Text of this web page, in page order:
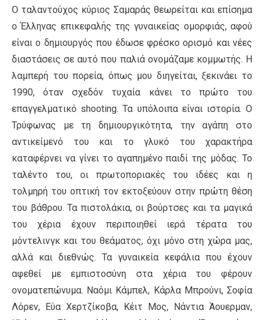
O ταλαντούχος κύριος Σαμαράς θεωρείται και επίσημα
ο Έλληνας επικεφαλής της γυναικείας ομορφιάς, αφού
είναι ο δημιουργός που έδωσε φρέσκο oρισμό και νέες
διαστάσεις σε αυτό που παλιά ονομάζαμε κομμωτής. Η
λαμπερή του πορεία, όπως μου διηγείται, ξεκινάει το
1990, όταν σχεδόν τυχαία κάνει το πρώτο του
επαγγελματικό shooting. Τα υπόλοιπα είναι ιστορία. Ο
Τρύφωνας με τη δημιουργικότητα, την αγάπη στο
αντικείμενό του και το γλυκό του χαρακτήρα
καταφέρνει να γίνει το αγαπημένο παιδί της μόδας. Το
ταλέντο του, οι πρωτοποριακές του ιδέες και η
τολμηρή του οπτική τον εκτοξεύουν στην πρώτη θέση
του βάθρου. Τα πιστολάκια, οι βούρτσες και τα μαγικά
του χέρια έχουν περιποιηθεί ιερά τέρατα του
μόντελινγκ και του θεάματος, όχι μόνο στη χώρα μας,
αλλά και διεθνώς. Τα γυναικεία κεφάλια που έχουν
αφεθεί με εμπιστοσύνη στα χέρια του φέρουν
ονοματεπώνυμα. Ναόμι Κάμπελ, Κάρλα Μπρούνι, Σοφία
Λόρεν, Εύα Χερτζίκοβα, Κέιτ Μος, Νάντια Άουερμαν,